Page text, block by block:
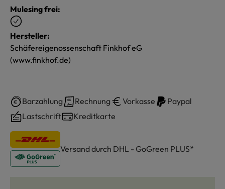
Mulesing frei:
Hersteller:
Schäfereigenossenschaft Finkhof eG
(www.finkhof.de)
Barzahlung Rechnung Vorkasse
Paypal
Lastschrift
Kreditkarte
Versand durch DHL - GoGreen PLUS*